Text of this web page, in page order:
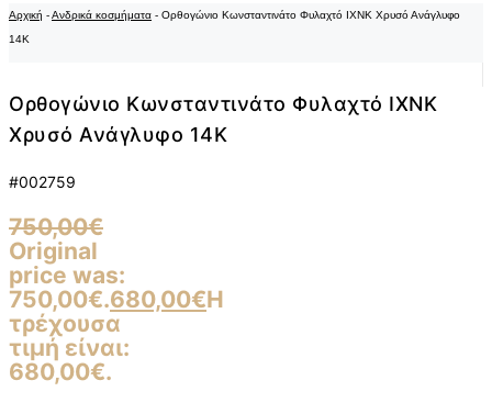
Αρχική -Ανδρικά κοσμήματα - Ορθογώνιο Κωνσταντινάτο Φυλαχτό ΙΧΝΚ Χρυσό Ανάγλυφο
14K
Ορθογώνιο Κωνσταντινάτο Φυλαχτό ΙΧΝΚ
Χρυσό Ανάγλυφο 14K
#002759
750,00€
Original
price was:
750,00€.680,00€Η
τρέχουσα
τιμή είναι:
680,00€.